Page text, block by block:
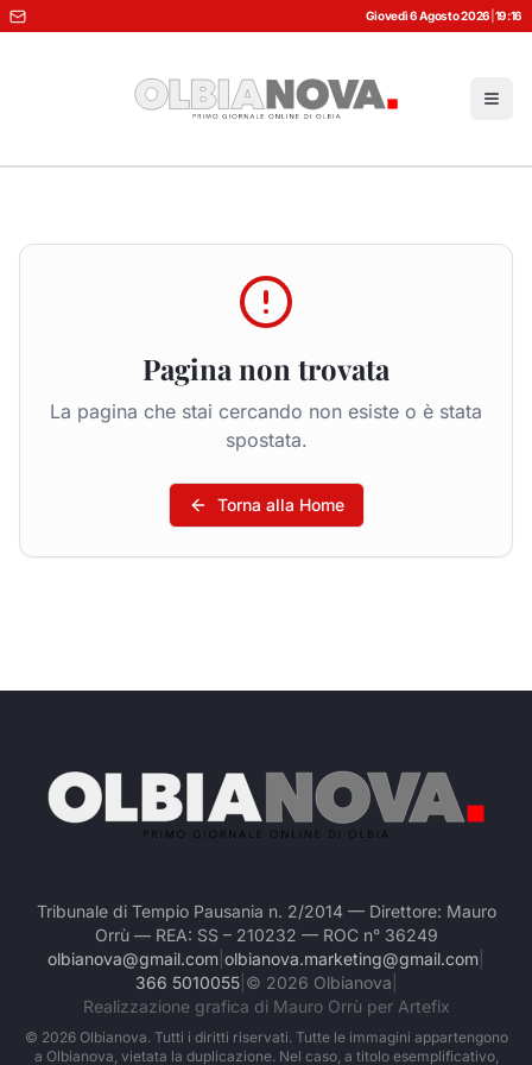
Giovedì 6 Agosto 2026 19:16
Pagina non trovata
La pagina che stai cercando non esiste o è stata
spostata.
Torna alla Home
Tribunale di Tempio Pausania n. 2/2014 — Direttore: Mauro
Orrù — REA: SS – 210232 — ROC n° 36249
olbianova@gmail.com olbianova.marketing@gmail.com
366 5010055| © 2026 Olbianova
Realizzazione grafica di Mauro Orrù per Artefix
© 2026Olbianova. Tutti i diritti riservati. Tutte le immagini appartengono
a Olbianova, vietata la duplicazione. Nel caso, a titolo esemplificativo,